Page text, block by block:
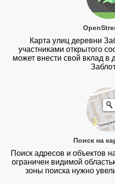
Карта улиц деревни
участниками открытого
может внести свой вклад в
Поиск на
Поиск адресов и объектов
ограничен видимой
зоны поиска нужно